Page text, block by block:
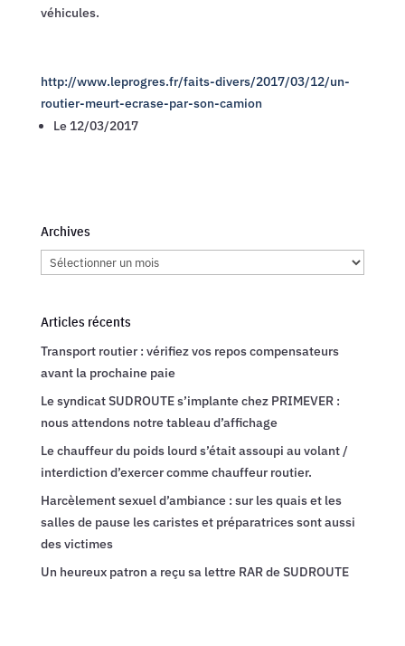
véhicules.
http://www.leprogres.fr/faits-divers/2017/03/12/un-
routier-meurt-ecrase-par-son-camion
Le 12/03/2017
Archives
Archives
Articles récents
Transport routier : vérifiez vos repos compensateurs
avant la prochaine paie
Le syndicat SUDROUTE s’implante chez PRIMEVER :
nous attendons notre tableau d’affichage
Le chauffeur du poids lourd s’était assoupi au volant /
interdiction d’exercer comme chauffeur routier.
Harcèlement sexuel d’ambiance : sur les quais et les
salles de pause les caristes et préparatrices sont aussi
des victimes
Un heureux patron a reçu sa lettre RAR de SUDROUTE